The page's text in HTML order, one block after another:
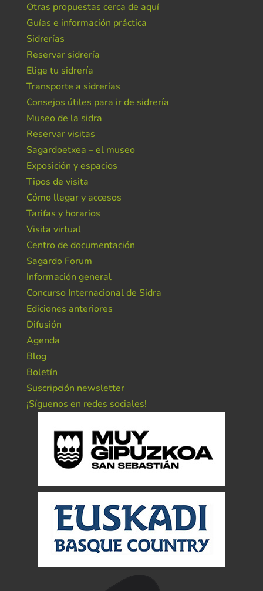
Otras propuestas cerca de aquí
Guías e información práctica
Sidrerías
Reservar sidrería
Elige tu sidrería
Transporte a sidrerías
Consejos útiles para ir de sidrería
Museo de la sidra
Reservar visitas
Sagardoetxea – el museo
Exposición y espacios
Tipos de visita
Cómo llegar y accesos
Tarifas y horarios
Visita virtual
Centro de documentación
Sagardo Forum
Información general
Concurso Internacional de Sidra
Ediciones anteriores
Difusión
Agenda
Blog
Boletín
Suscripción newsletter
¡Síguenos en redes sociales!